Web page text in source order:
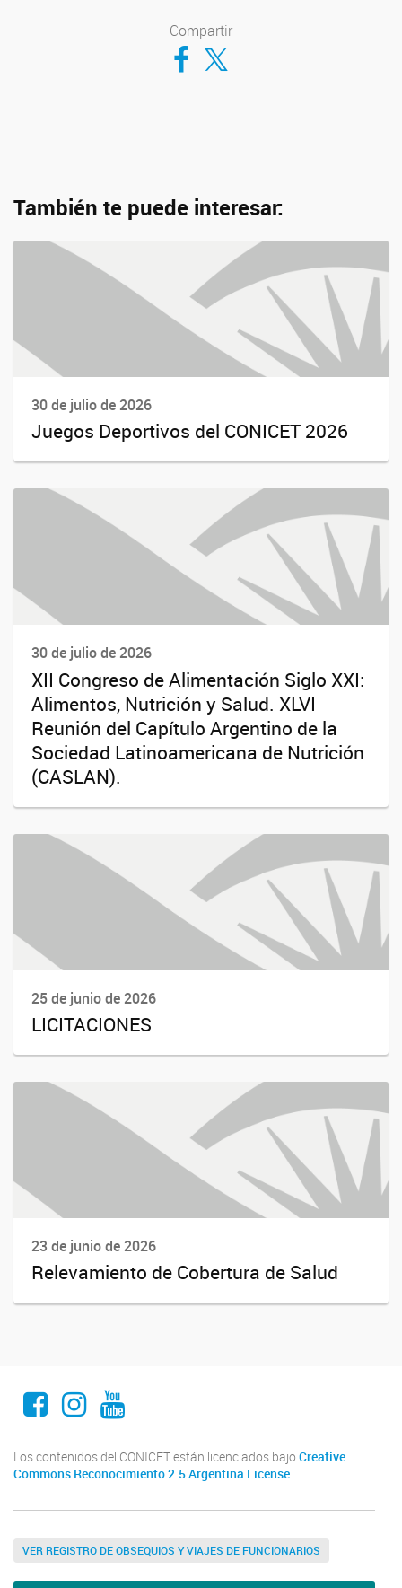
Compartir
Compartir en Facebook
Compartir en Twitter
También te puede interesar:
30 de julio de 2026
Juegos Deportivos del CONICET 2026
30 de julio de 2026
XII Congreso de Alimentación Siglo XXI:
Alimentos, Nutrición y Salud. XLVI
Reunión del Capítulo Argentino de la
Sociedad Latinoamericana de Nutrición
(CASLAN).
25 de junio de 2026
LICITACIONES
23 de junio de 2026
Relevamiento de Cobertura de Salud
Facebook
Instagram
Youtube
Los contenidos del CONICET están licenciados bajo Creative
Commons Reconocimiento 2.5 Argentina License
VER REGISTRO DE OBSEQUIOS Y VIAJES DE FUNCIONARIOS